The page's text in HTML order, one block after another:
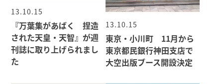
13.10.15
『万葉集があばく 捏造
された天皇・天智』が週
刊誌に取り上げられまし
た
13.10.15
東京・小川町 11月から
東京都民銀行神田支店で
大空出版ブース開設決定